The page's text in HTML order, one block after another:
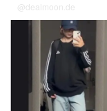
@dealmoon.de